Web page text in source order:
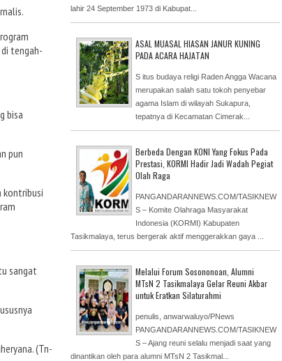
tengah-
bisa
pun
kontribusi
sangat
(Tn-
lahir 24 September 1973 di Kabupat...
ASAL MUASAL HIASAN JANUR KUNING
PADA ACARA HAJATAN
S itus budaya religi Raden Angga Wacana
merupakan salah satu tokoh penyebar
agama Islam di wilayah Sukapura,
tepatnya di Kecamatan Cimerak...
Berbeda Dengan KONI Yang Fokus Pada
Prestasi, KORMI Hadir Jadi Wadah Pegiat
Olah Raga
PANGANDARANNEWS.COM/TASIKNEW
S – Komite Olahraga Masyarakat
Indonesia (KORMI) Kabupaten
Tasikmalaya, terus bergerak aktif menggerakkan gaya ...
Melalui Forum Sosononoan, Alumni
MTsN 2 Tasikmalaya Gelar Reuni Akbar
untuk Eratkan Silaturahmi
penulis, anwarwaluyo/PNews
PANGANDARANNEWS.COM/TASIKNEW
S – Ajang reuni selalu menjadi saat yang
dinantikan oleh para alumni MTsN 2 Tasikmal...